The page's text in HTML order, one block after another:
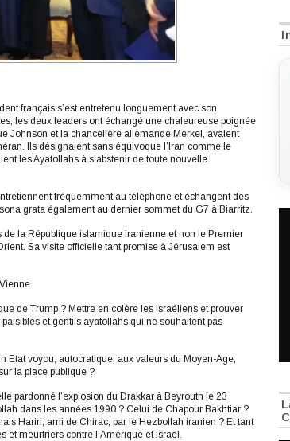
français s’est entretenu longuement avec son
les deux leaders ont échangé une chaleureuse poignée
Johnson et la chancelière allemande Merkel, avaient
Ils désignaient sans équivoque l’Iran comme le
les Ayatollahs à s’abstenir de toute nouvelle
fréquemment au téléphone et échangent des
grata également au dernier sommet du G7 à Biarritz.
la République islamique iranienne et non le Premier
Sa visite officielle tant promise à Jérusalem est
de Trump ? Mettre en colère les Israéliens et prouver
et gentils ayatollahs qui ne souhaitent pas
voyou, autocratique, aux valeurs du Moyen-Age,
la place publique ?
pardonné l’explosion du Drakkar à Beyrouth le 23
dans les années 1990 ? Celui de Chapour Bakhtiar ?
Hariri, ami de Chirac, par le Hezbollah iranien ? Et tant
et meurtriers contre l’Amérique et Israël.